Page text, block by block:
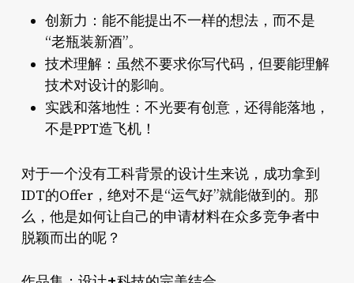
创新力： 能不能提出不一样的想法，而不是
“老瓶装新酒”。
技术理解： 虽然不要求你写代码，但要能理解
技术对设计的影响。
实践和落地性： 不光要有创意，还得能落地，
不是PPT造飞机！
对于一个没有工科背景的设计生来说，成功拿到
IDT的Offer，绝对不是“运气好”就能做到的。那
么，他是如何让自己的申请材料在众多竞争者中
脱颖而出的呢？